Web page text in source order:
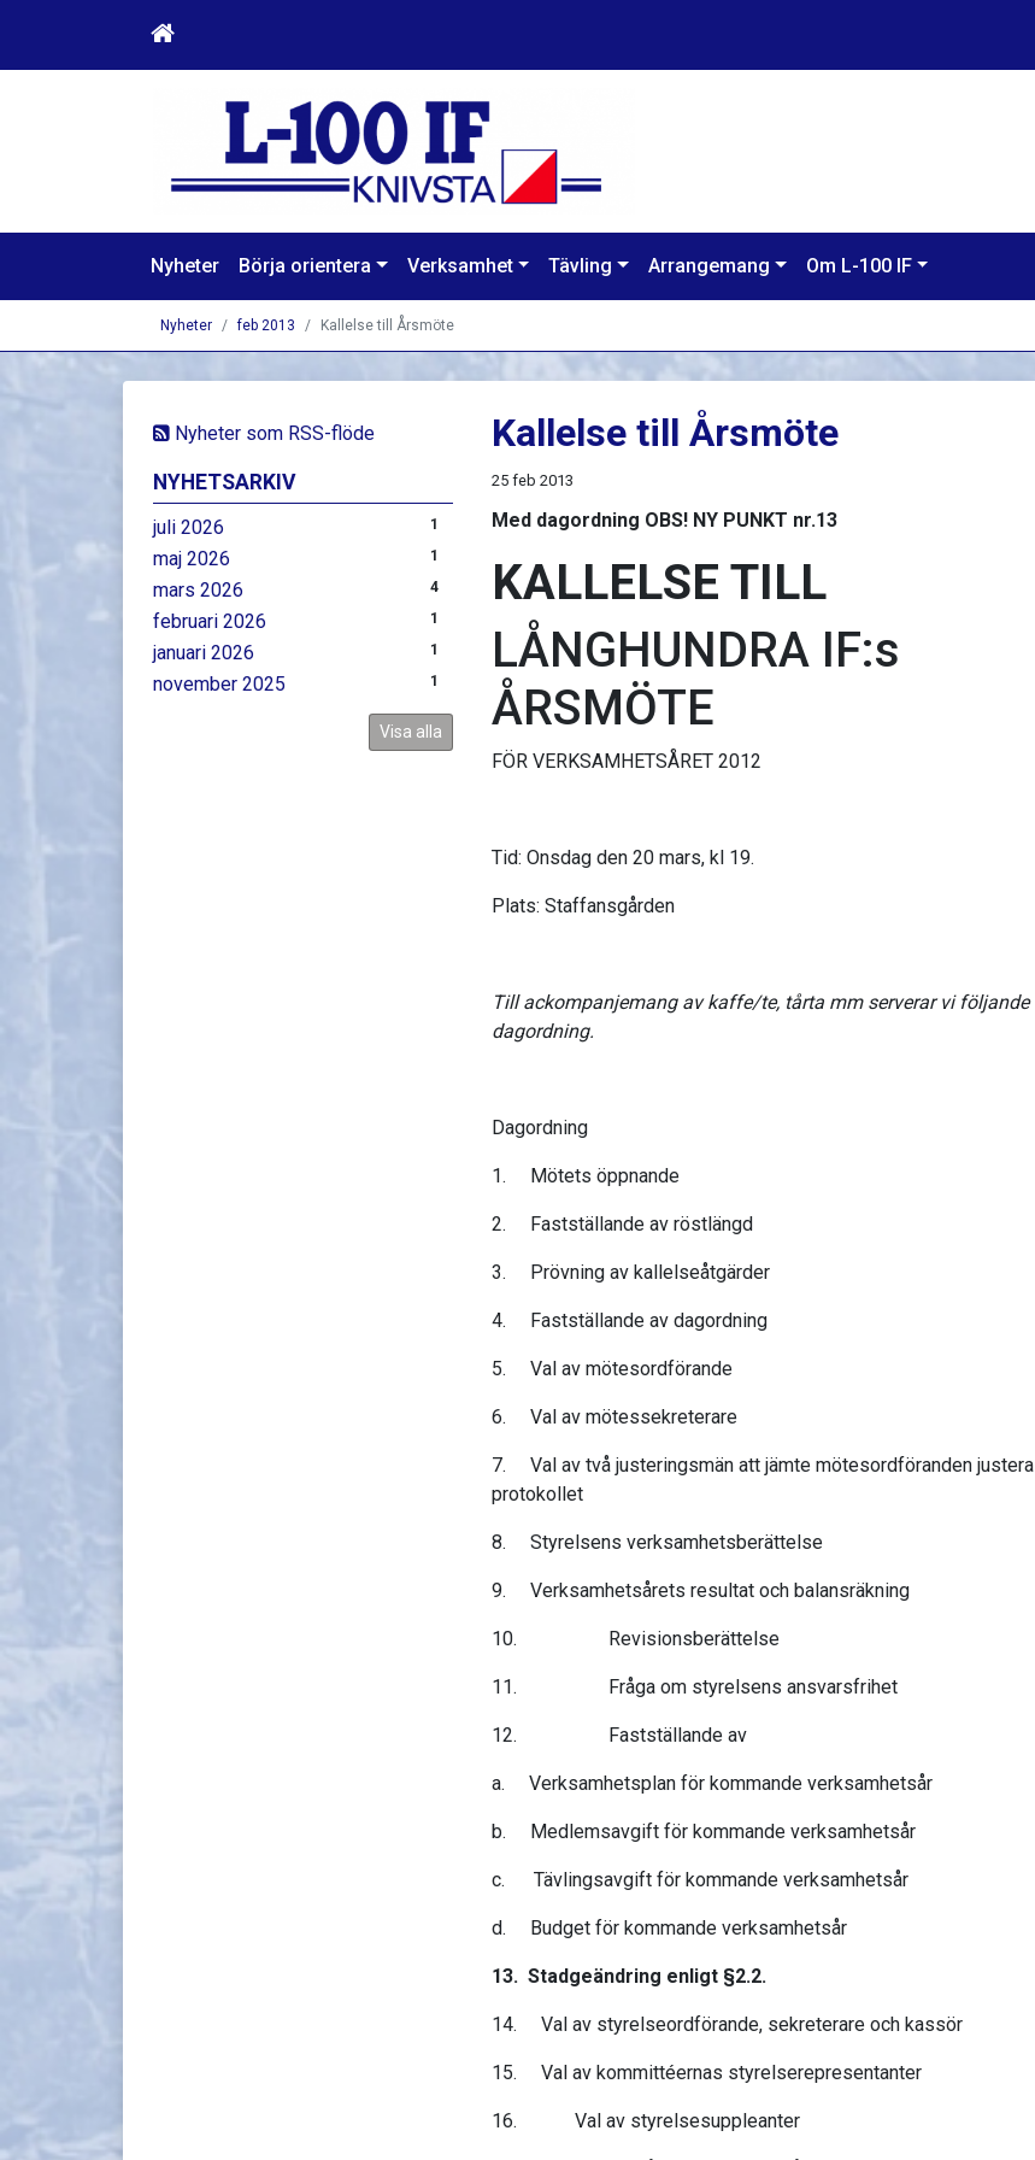
Nyheter Börja orientera Verksamhet Tävling Arrangemang Om L-100 IF
Nyheter feb 2013 Kallelse till Årsmöte
Nyheter som RSS-flöde
NYHETSARKIV
juli 2026 1
maj 2026 1
mars 2026 4
februari 2026 1
januari 2026 1
november 2025 1
Visa alla
Kallelse till Årsmöte
25 feb 2013
Med dagordning OBS! NY PUNKT nr.13
KALLELSE TILL
LÅNGHUNDRA IF:s
ÅRSMÖTE
FÖR VERKSAMHETSÅRET 2012
Tid: Onsdag den 20 mars, kl 19.
Plats: Staffansgården
Till ackompanjemang av kaffe/te, tårta mm serverar vi följande
dagordning.
Dagordning
1. Mötets öppnande
2. Fastställande av röstlängd
3. Prövning av kallelseåtgärder
4. Fastställande av dagordning
5. Val av mötesordförande
6. Val av mötessekreterare
7. Val av två justeringsmän att jämte mötesordföranden justera
protokollet
8. Styrelsens verksamhetsberättelse
9. Verksamhetsårets resultat och balansräkning
10. Revisionsberättelse
11. Fråga om styrelsens ansvarsfrihet
12. Fastställande av
a. Verksamhetsplan för kommande verksamhetsår
b. Medlemsavgift för kommande verksamhetsår
c. Tävlingsavgift för kommande verksamhetsår
d. Budget för kommande verksamhetsår
13. Stadgeändring enligt §2.2.
14. Val av styrelseordförande, sekreterare och kassör
15. Val av kommittéernas styrelserepresentanter
16. Val av styrelsesuppleanter